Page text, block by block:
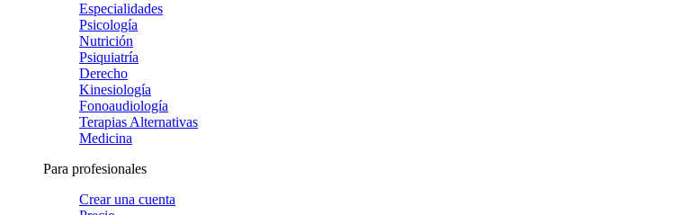
Especialidades
Psicología
Nutrición
Psiquiatría
Derecho
Kinesiología
Fonoaudiología
Terapias Alternativas
Medicina
Para profesionales
Crear una cuenta